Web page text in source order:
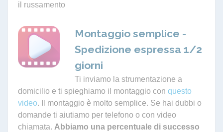
il russamento
Montaggio semplice -
Spedizione espressa 1/2
giorni
Ti inviamo la strumentazione a
domicilio e ti spieghiamo il montaggio con questo
video. Il montaggio è molto semplice. Se hai dubbi o
domande ti aiutiamo per telefono o con video
chiamata. Abbiamo una percentuale di successo